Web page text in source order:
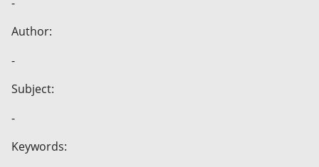
Author:
-
Subject:
-
Keywords: